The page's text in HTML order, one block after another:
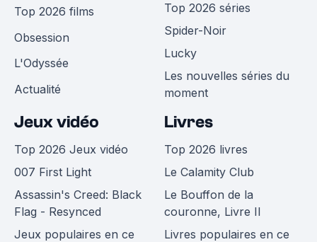
Top 2026 films
Obsession
L'Odyssée
Actualité
Top 2026 séries
Spider-Noir
Lucky
Les nouvelles séries du
moment
Jeux vidéo
Top 2026 Jeux vidéo
007 First Light
Assassin's Creed: Black
Flag - Resynced
Jeux populaires en ce
Livres
Top 2026 livres
Le Calamity Club
Le Bouffon de la
couronne, Livre II
Livres populaires en ce